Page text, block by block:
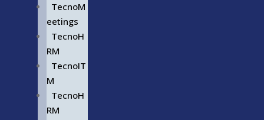
TecnoM
eetings
TecnoH
RM
TecnoIT
M
TecnoH
RM